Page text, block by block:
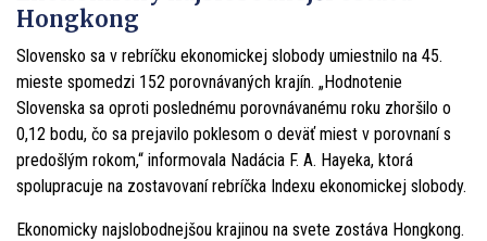
Hongkong
Slovensko sa v rebríčku ekonomickej slobody umiestnilo na 45.
mieste spomedzi 152 porovnávaných krajín. „Hodnotenie
Slovenska sa oproti poslednému porovnávanému roku zhoršilo o
0,12 bodu, čo sa prejavilo poklesom o deväť miest v porovnaní s
predošlým rokom,“ informovala Nadácia F. A. Hayeka, ktorá
spolupracuje na zostavovaní rebríčka Indexu ekonomickej slobody.
Ekonomicky najslobodnejšou krajinou na svete zostáva Hongkong.